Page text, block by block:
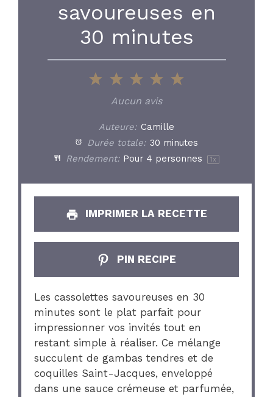
savoureuses en
30 minutes
5
4
3
Stars
2
Stars
1
Star
Aucun avis
Auteure: Camille
Durée totale: 30 minutes
Rendement: Pour 4 personnes 1 x
IMPRIMER LA RECETTE
PIN RECIPE
Les cassolettes savoureuses en 30
minutes sont le plat parfait pour
impressionner vos invités tout en
restant simple à réaliser. Ce mélange
succulent de gambas tendres et de
coquilles Saint-Jacques, enveloppé
dans une sauce crémeuse et parfumée,